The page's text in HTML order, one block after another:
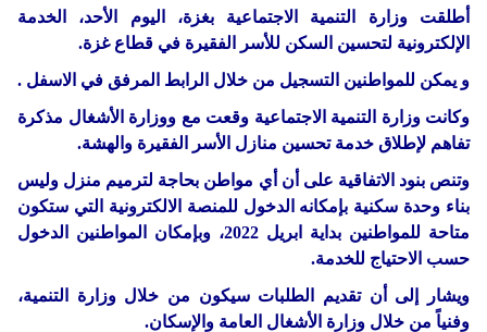
أطلقت وزارة التنمية الاجتماعية بغزة، اليوم الأحد، الخدمة
الإلكترونية لتحسين السكن للأسر الفقيرة في قطاع غزة.
و يمكن للمواطنين التسجيل من خلال الرابط المرفق في الاسفل .
وكانت وزارة التنمية الاجتماعية وقعت مع ووزارة الأشغال مذكرة
تفاهم لإطلاق خدمة تحسين منازل الأسر الفقيرة والهشة.
وتنص بنود الاتفاقية على أن أي مواطن بحاجة لترميم منزل وليس
بناء وحدة سكنية بإمكانه الدخول للمنصة الالكترونية التي ستكون
متاحة للمواطنين بداية ابريل 2022، وبإمكان المواطنين الدخول
حسب الاحتياج للخدمة.
ويشار إلى أن تقديم الطلبات سيكون من خلال وزارة التنمية،
وفنياً من خلال وزارة الأشغال العامة والإسكان.